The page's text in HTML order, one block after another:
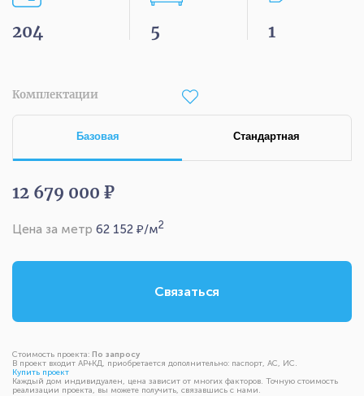
204 5 1
Комплектации
Базовая Стандартная
12 679 000 ₽
Цена за метр 62 152 ₽/м2
Связаться
Стоимость проекта: По запросу
В проект входит АР+КД, приобретается дополнительно: паспорт, АС, ИС.
Купить проект
Каждый дом индивидуален, цена зависит от многих факторов. Точную стоимость
реализации проекта, вы можете получить, связавшись с нами.